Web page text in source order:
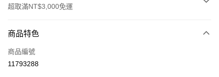
超取滿NT$3,000免運
信用卡一次付款
超商取貨付款
商品特色
商品編號
11793288